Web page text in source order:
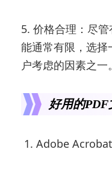
5. 价格合理：尽
能通常有限，选择
户考虑的因素之一。
好用的
1. Adobe